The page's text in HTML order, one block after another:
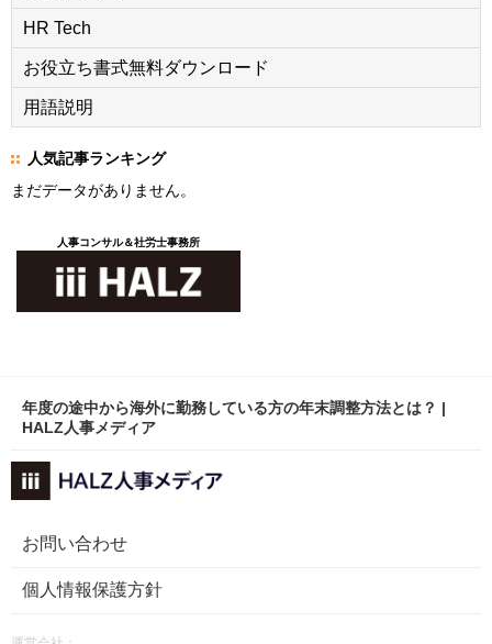
HR Tech
お役立ち書式無料ダウンロード
用語説明
人気記事ランキング
まだデータがありません。
人事コンサル＆社労士事務所
年度の途中から海外に勤務している方の年末調整方法とは？ |
HALZ人事メディア
お問い合わせ
個人情報保護方針